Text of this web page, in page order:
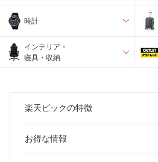
時計
インテリア・
寝具・収納
楽天ビックの特徴
お得な情報